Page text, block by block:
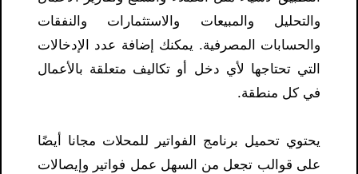
والتحليل والمبيعات والاستثمارات والنفقات
والحسابات المصرفية. يمكنك إضافة عدد الإدخالات
التي تحتاجها لأي دخل أو تكاليف متعلقة بالأعمال
في كل منطقة.
يحتوي تحميل برنامج الفواتير للمحلات مجانا​ أيضًا
على قوالب تجعل من السهل عمل فواتير وإيصالات